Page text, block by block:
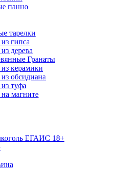
панно
тарелки
гипса
дерева
Гранаты
керамики
обсидиана
туфа
магните
ЕГАИС 18+